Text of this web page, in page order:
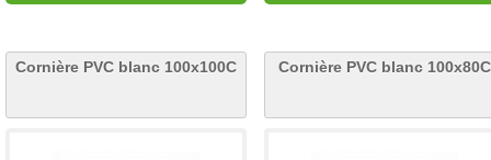
Cornière PVC blanc 100x100C Cornière PVC blanc 100x80C